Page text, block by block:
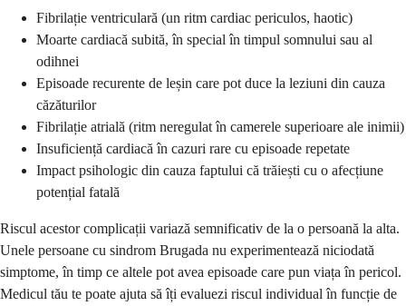
Fibrilație ventriculară (un ritm cardiac periculos, haotic)
Moarte cardiacă subită, în special în timpul somnului sau al
odihnei
Episoade recurente de leșin care pot duce la leziuni din cauza
căzăturilor
Fibrilație atrială (ritm neregulat în camerele superioare ale inimii)
Insuficiență cardiacă în cazuri rare cu episoade repetate
Impact psihologic din cauza faptului că trăiești cu o afecțiune
potențial fatală
Riscul acestor complicații variază semnificativ de la o persoană la alta.
Unele persoane cu sindrom Brugada nu experimentează niciodată
simptome, în timp ce altele pot avea episoade care pun viața în pericol.
Medicul tău te poate ajuta să îți evaluezi riscul individual în funcție de